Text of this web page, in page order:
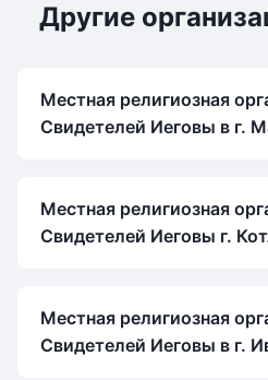
Другие
Местная религиозная
Свидетелей Иеговы в г.
Местная религиозная
Свидетелей Иеговы г.
Местная религиозная
Свидетелей Иеговы в г.